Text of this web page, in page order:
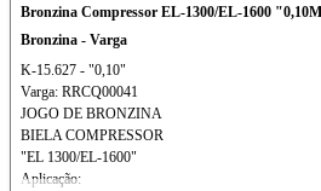
Bronzina Compressor EL-1300/EL-1600
Bronzina - Varga
K-15.627 - "0,10"
Varga: RRCQ00041
JOGO DE BRONZINA
BIELA COMPRESSOR
"EL 1300/EL-1600"
Aplicação: